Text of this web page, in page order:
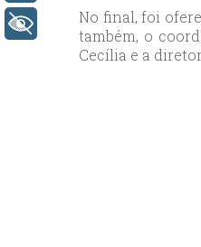
No final, foi
também, o
Cecília e a
+ Acessibilidade